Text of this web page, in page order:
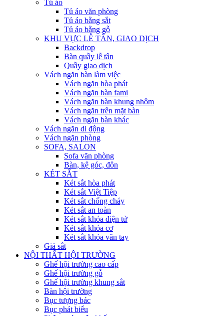
Tủ áo
Tủ áo văn phòng
Tủ áo bằng sắt
Tủ áo bằng gỗ
KHU VỰC LỄ TÂN, GIAO DỊCH
Backdrop
Bàn quầy lễ tân
Quầy giao dịch
Vách ngăn bàn làm việc
Vách ngăn hòa phát
Vách ngăn bàn fami
Vách ngăn bàn khung nhôm
Vách ngăn trên mặt bàn
Vách ngăn bàn khác
Vách ngăn di động
Vách ngăn phòng
SOFA, SALON
Sofa văn phòng
Bàn, kệ góc, đôn
KÉT SẮT
Két sắt hòa phát
Két sắt Việt Tiệp
Két sắt chống cháy
Két sắt an toàn
Két sắt khóa điện tử
Két sắt khóa cơ
Két sắt khóa vân tay
Giá sắt
NỘI THẤT HỘI TRƯỜNG
Ghế hội trường cao cấp
Ghế hội trường gỗ
Ghế hội trường khung sắt
Bàn hội trường
Bục tượng bác
Bục phát biểu